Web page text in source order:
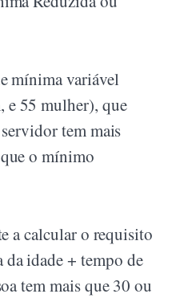
mínima variável
e 55 mulher), que
tem mais
o mínimo
a calcular o requisito
idade + tempo de
tem mais que 30 ou